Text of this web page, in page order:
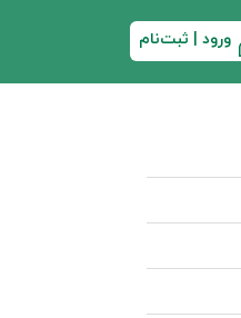
ورود | ثبت‌نام